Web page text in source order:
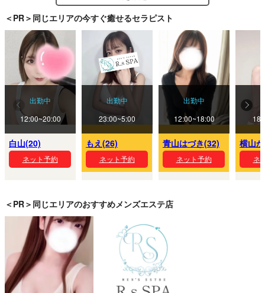
ョンに寄り添い、細やかな心遣いと確かな技術でアプローチ。身体
の奥深くへと届くオリジナルのトリートメントは、日頃蓄積した疲
れや筋肉の緊張を心地よく解きほぐします。
日常から離れた極上のプライベート空間で、至福のご褒美タイムを
ぜひご堪能ください。
＜PR＞同じエリアの今すぐ癒せるセラピスト
出勤中
12:00~20:00
白山(20)
ネット予約
出勤中
23:00~5:00
もえ(26)
ネット予約
出勤中
12:00~18:00
青山はづき(32)
ネット予約
横山
ネ
＜PR＞同じエリアのおすすめメンズエステ店